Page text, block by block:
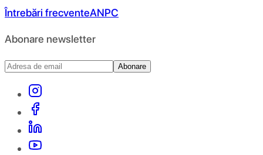
Întrebări frecventeANPC
Abonare newsletter
Abonare